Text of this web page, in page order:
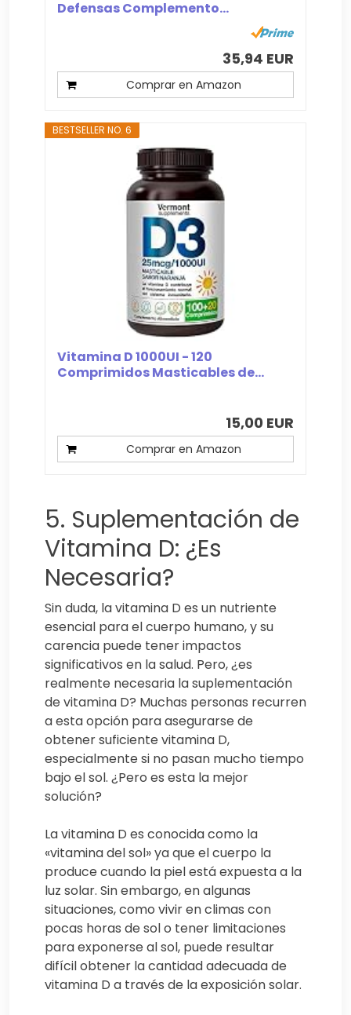
Defensas Complemento...
35,94 EUR
Comprar en Amazon
BESTSELLER NO. 6
Vitamina D 1000UI - 120
Comprimidos Masticables de...
15,00 EUR
Comprar en Amazon
5. Suplementación de
Vitamina D: ¿Es
Necesaria?
Sin duda, la vitamina D es un nutriente
esencial para el cuerpo humano, y su
carencia puede tener impactos
significativos en la salud. Pero, ¿es
realmente necesaria la suplementación
de vitamina D? Muchas personas recurren
a esta opción para asegurarse de
obtener suficiente vitamina D,
especialmente si no pasan mucho tiempo
bajo el sol. ¿Pero es esta la mejor
solución?
La vitamina D es conocida como la
«vitamina del sol» ya que el cuerpo la
produce cuando la piel está expuesta a la
luz solar. Sin embargo, en algunas
situaciones, como vivir en climas con
pocas horas de sol o tener limitaciones
para exponerse al sol, puede resultar
difícil obtener la cantidad adecuada de
vitamina D a través de la exposición solar.